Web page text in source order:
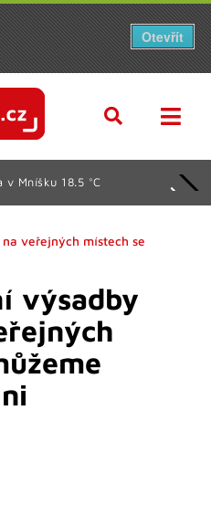
Mníšku 18.5 °C
veřejných místech se
výsadby
Otevřít